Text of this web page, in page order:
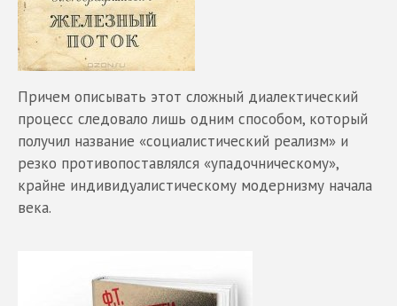
Причем описывать этот сложный диалектический
процесс следовало лишь одним способом, который
получил название «социалистический реализм» и
резко противопоставлялся «упадочническому»,
крайне индивидуалистическому модернизму начала
века.